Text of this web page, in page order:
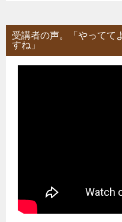
受講者の声。「やってて
すね」